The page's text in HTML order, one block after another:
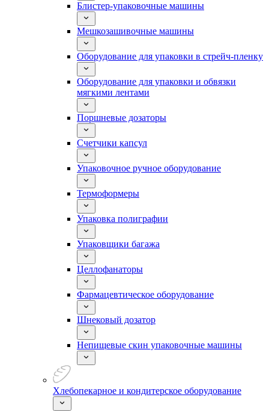
Блистер-упаковочные машины
Мешкозашивочные машины
Оборудование для упаковки в стрейч-пленку
Оборудование для упаковки и обвязки
мягкими лентами
Поршневые дозаторы
Счетчики капсул
Упаковочное ручное оборудование
Термоформеры
Упаковка полиграфии
Упаковщики багажа
Целлофанаторы
Фармацевтическое оборудование
Шнековый дозатор
Непищевые скин упаковочные машины
Хлебопекарное и кондитерское оборудование